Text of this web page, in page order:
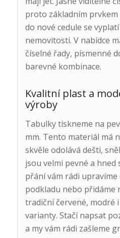
proto základním prvkem
do nové cedule se
nemovitosti. V nabídce
číselné řady, písmenné
barevné kombinace.
Kvalitní plast a
výroby
Tabulky tiskneme na
mm. Tento materiál má
skvěle odolává dešti,
jsou velmi pevné a hned
přání vám rádi
podkladu nebo přidáme
tradiční červené, modré
varianty. Stačí napsat
a my vám rádi zašleme